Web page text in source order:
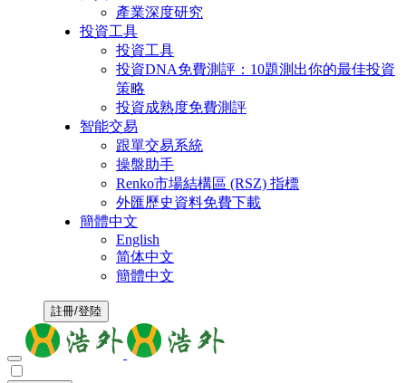
產業深度研究
投資工具
投資工具
投資DNA免費測評：10題測出你的最佳投資
策略
投資成熟度免費測評
智能交易
跟單交易系統
操盤助手
Renko市場結構區 (RSZ) 指標
外匯歷史資料免費下載
簡體中文
English
简体中文
簡體中文
註冊/登陸